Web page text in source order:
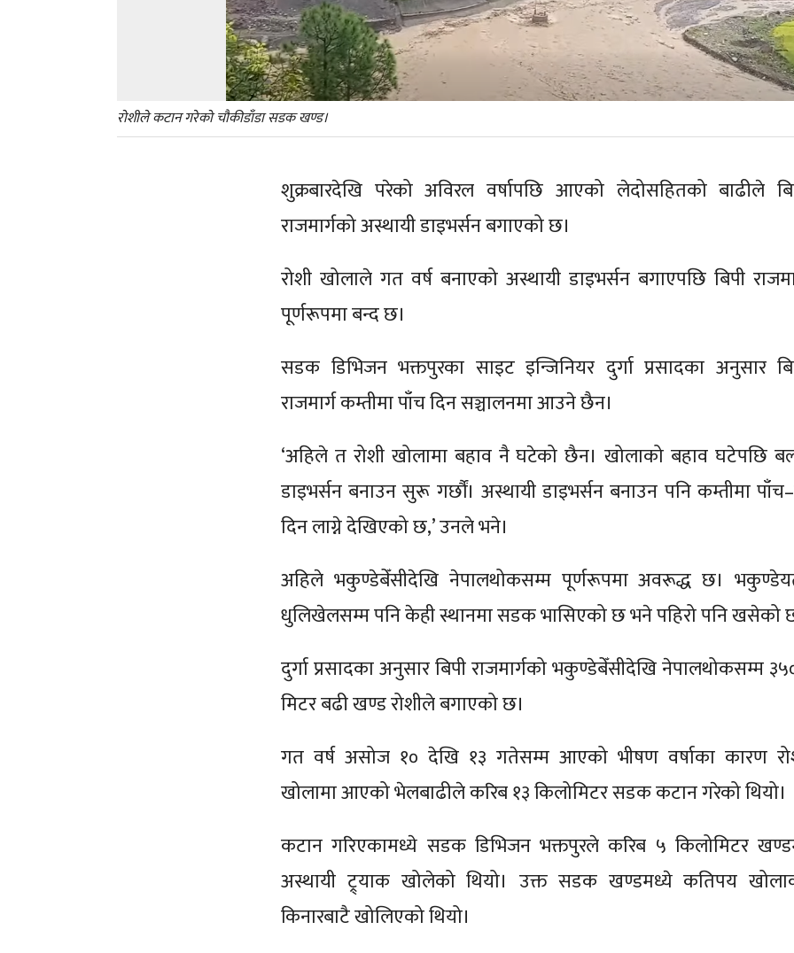
रोशीले कटान गरेको चौकीडाँडा सडक खण्ड।
शुक्रबारदेखि परेको अविरल वर्षापछि आएको लेदोसहितको बाढीले
राजमार्गको अस्थायी डाइभर्सन बगाएको छ।
रोशी खोलाले गत वर्ष बनाएको अस्थायी डाइभर्सन बगाएपछि बिपी
पूर्णरूपमा बन्द छ।
सडक डिभिजन भक्तपुरका साइट इन्जिनियर दुर्गा प्रसादका अनुसार
राजमार्ग कम्तीमा पाँच दिन सञ्चालनमा आउने छैन।
‘अहिले त रोशी खोलामा बहाव नै घटेको छैन। खोलाको बहाव घटेपछि
डाइभर्सन बनाउन सुरू गर्छौं। अस्थायी डाइभर्सन बनाउन पनि कम्तीमा
दिन लाग्ने देखिएको छ,’ उनले भने।
अहिले भकुण्डेबेँसीदेखि नेपालथोकसम्म पूर्णरूपमा अवरूद्ध छ।
धुलिखेलसम्म पनि केही स्थानमा सडक भासिएको छ भने पहिरो पनि खसेको
दुर्गा प्रसादका अनुसार बिपी राजमार्गको भकुण्डेबेँसीदेखि नेपालथोकसम्म
मिटर बढी खण्ड रोशीले बगाएको छ।
गत वर्ष असोज १० देखि १३ गतेसम्म आएको भीषण वर्षाका कारण
खोलामा आएको भेलबाढीले करिब १३ किलोमिटर सडक कटान गरेको थियो।
कटान गरिएकामध्ये सडक डिभिजन भक्तपुरले करिब ५ किलोमिटर
अस्थायी ट्र्याक खोलेको थियो। उक्त सडक खण्डमध्ये कतिपय
किनारबाटै खोलिएको थियो।